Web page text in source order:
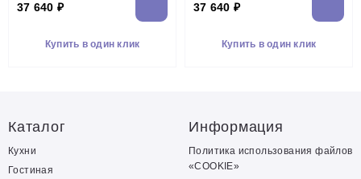
37 640 ₽
Купить в один клик
37 640 ₽
Купить в один клик
Каталог
Кухни
Гостиная
Информация
Политика использования файлов
«COOKIE»